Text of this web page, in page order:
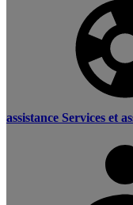
assistance Services et